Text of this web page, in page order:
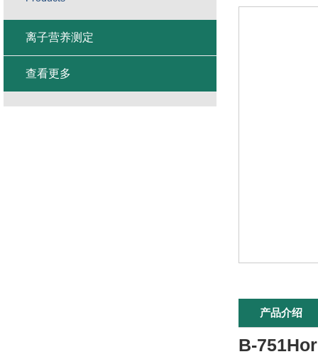
产品介绍
B-
离子营养测定
查看更多